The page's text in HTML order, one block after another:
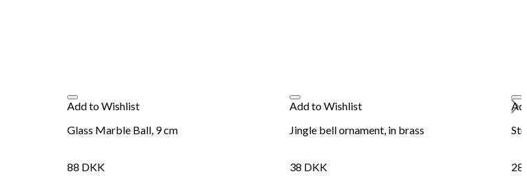
Add to Wishlist
Glass Marble Ball, 9 cm
88 DKK
Add to Wishlist
Jingle bell ornament, in brass
38 DKK